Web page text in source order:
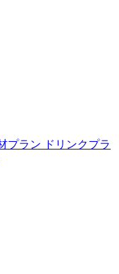
プラン ドリンクプラ